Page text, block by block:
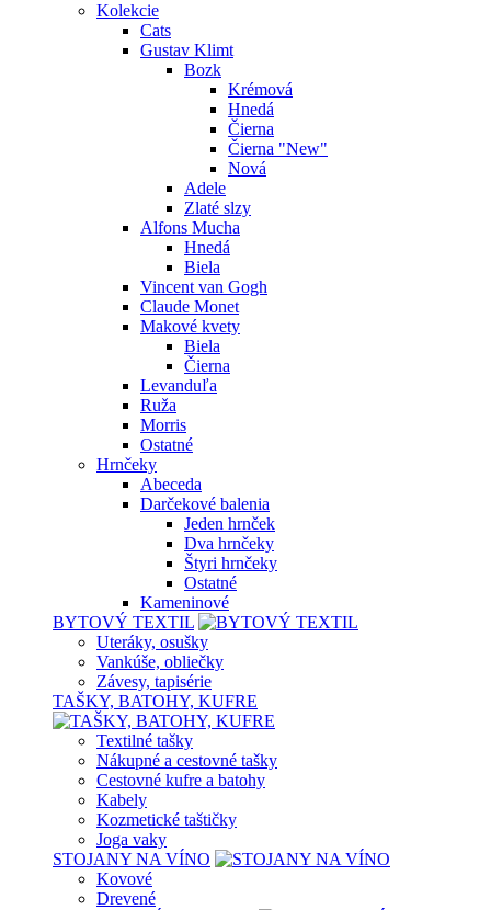
Kolekcie
Cats
Gustav Klimt
Bozk
Krémová
Hnedá
Čierna
Čierna "New"
Nová
Adele
Zlaté slzy
Alfons Mucha
Hnedá
Biela
Vincent van Gogh
Claude Monet
Makové kvety
Biela
Čierna
Levanduľa
Ruža
Morris
Ostatné
Hrnčeky
Abeceda
Darčekové balenia
Jeden hrnček
Dva hrnčeky
Štyri hrnčeky
Ostatné
Kameninové
BYTOVÝ TEXTIL
Uteráky, osušky
Vankúše, obliečky
Závesy, tapisérie
TAŠKY, BATOHY, KUFRE
Textilné tašky
Nákupné a cestovné tašky
Cestovné kufre a batohy
Kabely
Kozmetické taštičky
Joga vaky
STOJANY NA VÍNO
Kovové
Drevené